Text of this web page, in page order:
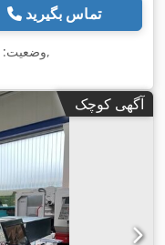
تماس بگیرید
وضعیت:,
آگهی کوچک